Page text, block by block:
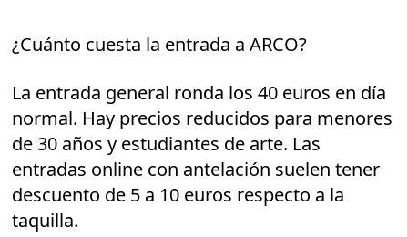
¿Cuánto cuesta la entrada a ARCO?
La entrada general ronda los 40 euros en día
normal. Hay precios reducidos para menores
de 30 años y estudiantes de arte. Las
entradas online con antelación suelen tener
descuento de 5 a 10 euros respecto a la
taquilla.